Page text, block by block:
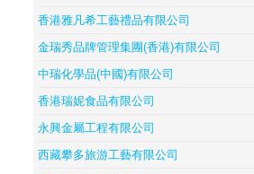
香港雅凡希工藝禮品有限公司
金瑞秀品牌管理集團(香港)有限公司
中瑞化學品(中國)有限公司
香港瑞妮食品有限公司
永興金屬工程有限公司
西藏攀多旅游工藝有限公司